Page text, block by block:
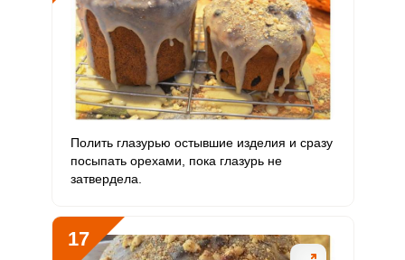
Полить глазурью остывшие изделия и сразу
посыпать орехами, пока глазурь не
затвердела.
17